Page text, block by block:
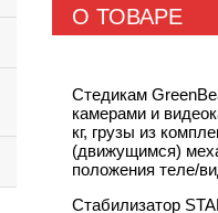
О ТОВАРЕ
Стедикам
камерами и
кг, грузы из
(движущимся)
положения теле/
Стабилизатор